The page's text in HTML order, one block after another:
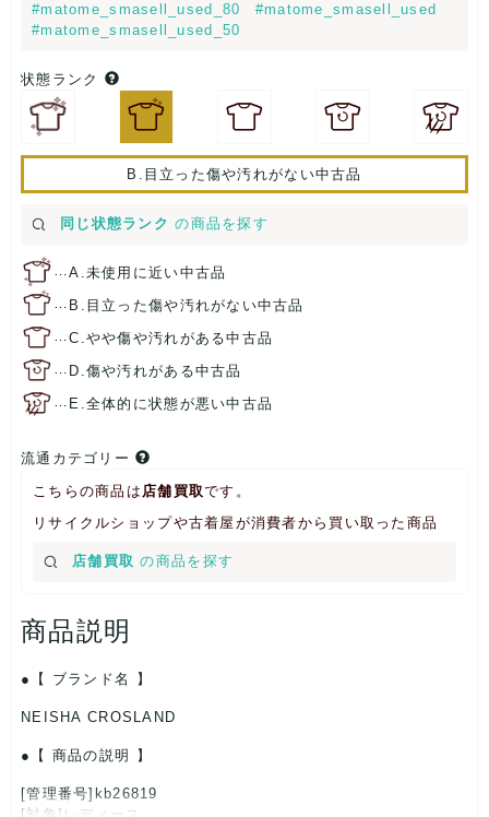
#matome_smasell_used_80
#matome_smasell_used
#matome_smasell_used_50
状態ランク
B.目立った傷や汚れがない中古品
同じ状態ランク の商品を探す
…A.未使用に近い中古品
… B.目立った傷や汚れがない中古品
…C.やや傷や汚れがある中古品
… D.傷や汚れがある中古品
… E.全体的に状態が悪い中古品
流通カテゴリー
こちらの商品は 店舗買取です。
リサイクルショップや古着屋が消費者から買い取った商品
店舗買取 の商品を探す
商品説明
【 ブランド名 】
NEISHA CROSLAND
【 商品の説明 】
[管理番号]kb26819